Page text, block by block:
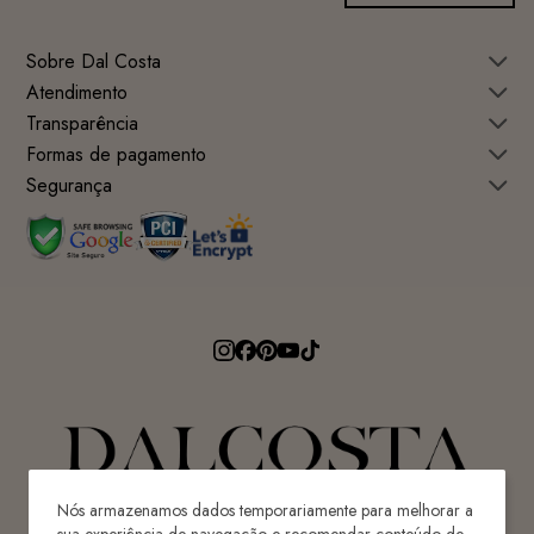
Nós armazenamos dados temporariamente para melhorar a
Sobre Dal Costa
Atendimento
Transparência
Formas de pagamento
Segurança